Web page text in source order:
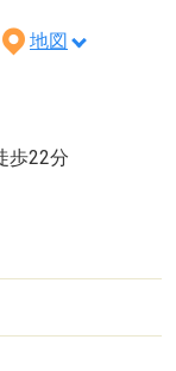
地図
歩22分